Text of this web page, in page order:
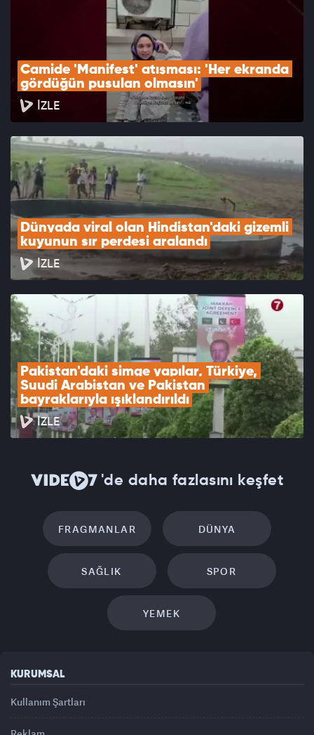
Camide 'Manifest' atışması: 'Her ekranda
gördüğün pusulan olmasın'
İZLE
Dünyada viral olan Hindistan'daki gizemli
kuyunun sır perdesi aralandı
İZLE
Pakistan'daki simge yapılar, Türkiye,
Suudi Arabistan ve Pakistan
bayraklarıyla ışıklandırıldı
İZLE
'de daha fazlasını keşfet
FRAGMANLAR DÜNYA
SAĞLIK SPOR
YEMEK
KURUMSAL
Kullanım Şartları